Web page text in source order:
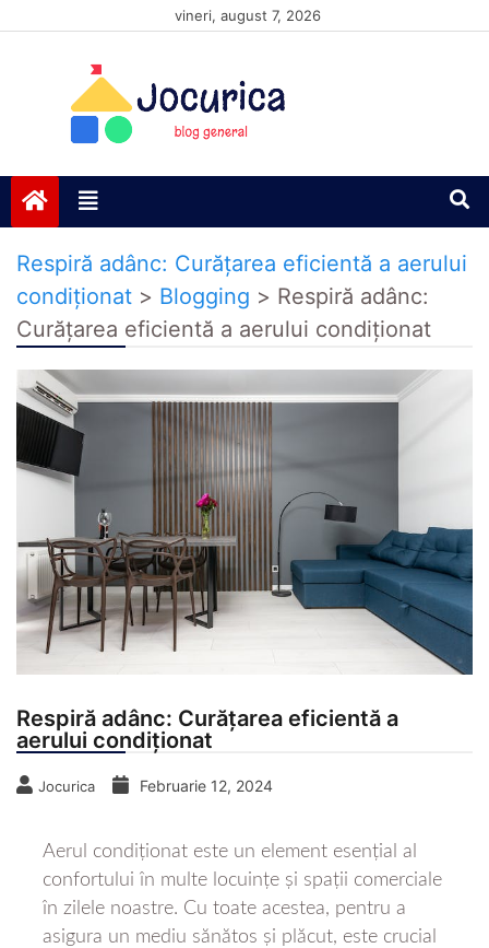
vineri, august 7, 2026
Jocurică blog
Respiră adânc: Curățarea eficientă a aerului
condiționat > Blogging > Respiră adânc:
Curățarea eficientă a aerului condiționat
Respiră adânc: Curățarea eficientă a
aerului condiționat
Jocurica Februarie 12, 2024
Aerul condiționat este un element esențial al
confortului în multe locuințe și spații comerciale
în zilele noastre. Cu toate acestea, pentru a
asigura un mediu sănătos și plăcut, este crucial